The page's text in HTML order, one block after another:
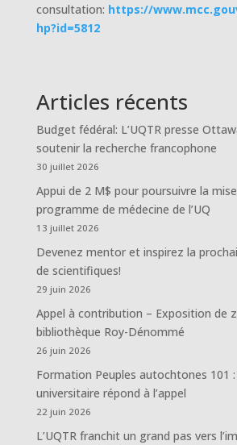
consultation: https://
hp?id=5812
Articles récents
Budget fédéral: L’UQTR presse
soutenir la recherche francophone
30 juillet 2026
Appui de 2 M$ pour poursuivre la
programme de médecine de l’UQ
13 juillet 2026
Devenez mentor et inspirez la
de scientifiques!
29 juin 2026
Appel à contribution – Exposition de
bibliothèque Roy-Dénommé
26 juin 2026
Formation Peuples autochtones 101
universitaire répond à l’appel
22 juin 2026
L’UQTR franchit un grand pas vers